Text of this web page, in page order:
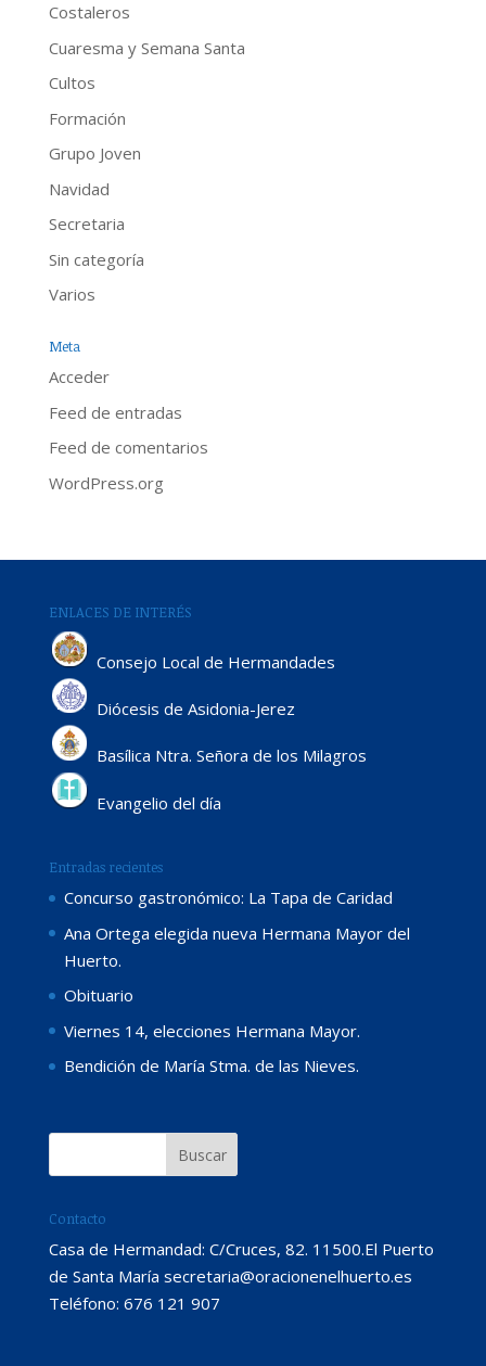
Costaleros
Cuaresma y Semana Santa
Cultos
Formación
Grupo Joven
Navidad
Secretaria
Sin categoría
Varios
Meta
Acceder
Feed de entradas
Feed de comentarios
WordPress.org
ENLACES DE INTERÉS
Consejo Local de Hermandades
Diócesis de Asidonia-Jerez
Basílica Ntra. Señora de los Milagros
Evangelio del día
Entradas recientes
Concurso gastronómico: La Tapa de Caridad
Ana Ortega elegida nueva Hermana Mayor del
Huerto.
Obituario
Viernes 14, elecciones Hermana Mayor.
Bendición de María Stma. de las Nieves.
Contacto
Casa de Hermandad: C/Cruces, 82. 11500.El Puerto
de Santa María secretaria@oracionenelhuerto.es
Teléfono: 676 121 907